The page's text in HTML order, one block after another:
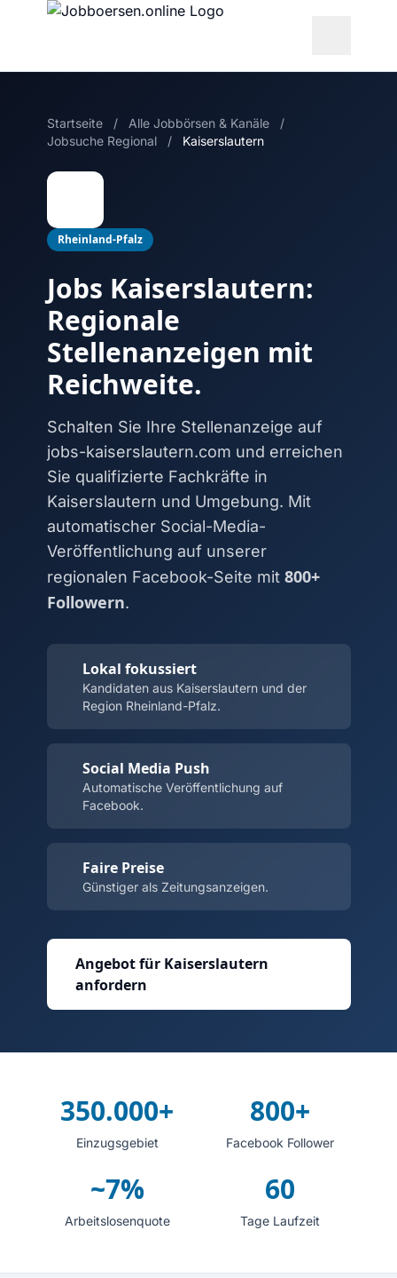
Startseite / Alle Jobbörsen & Kanäle
/
Jobsuche Regional
/ Kaiserslautern
Rheinland-Pfalz
Jobs Kaiserslautern:
Regionale
Stellenanzeigen mit
Reichweite.
Schalten Sie Ihre Stellenanzeige auf
jobs-kaiserslautern.com und erreichen
Sie qualifizierte Fachkräfte in
Kaiserslautern und Umgebung. Mit
automatischer Social-Media-
Veröffentlichung auf unserer
regionalen Facebook-Seite mit 800+
Followern.
Lokal fokussiert
Kandidaten aus Kaiserslautern und der
Region Rheinland-Pfalz.
Social Media Push
Automatische Veröffentlichung auf
Facebook.
Faire Preise
Günstiger als Zeitungsanzeigen.
Angebot für Kaiserslautern
anfordern
350.000+
Einzugsgebiet
800+
Facebook Follower
~7%
Arbeitslosenquote
60
Tage Laufzeit